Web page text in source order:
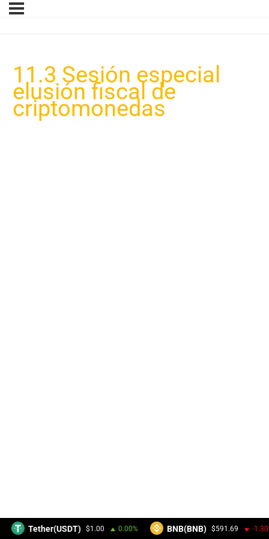
11.3 Sesión especial
elusión fiscal de
criptomonedas
Tether(USDT) $1.00 0.00% BNB(BNB) $591.69 -